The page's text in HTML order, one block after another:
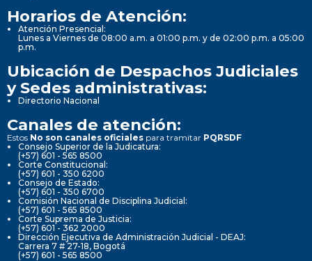
Horarios de Atención:
Atención Presencial:
Lunes a Viernes de 08:00 a.m. a 01:00 p.m. y de 02:00 p.m. a 05:00
p.m.
Ubicación de Despachos Judiciales
y Sedes administrativas:
Directorio Nacional
Canales de atención:
Estos No son canales oficiales para tramitar PQRSDF
Consejo Superior de la Judicatura:
(+57) 601 - 565 8500
Corte Constitucional:
(+57) 601 - 350 6200
Consejo de Estado:
(+57) 601 - 350 6700
Comisión Nacional de Disciplina Judicial:
(+57) 601 - 565 8500
Corte Suprema de Justicia:
(+57) 601 - 362 2000
Dirección Ejecutiva de Administración Judicial - DEAJ:
Carrera 7 # 27-18, Bogotá
(+57) 601 - 565 8500